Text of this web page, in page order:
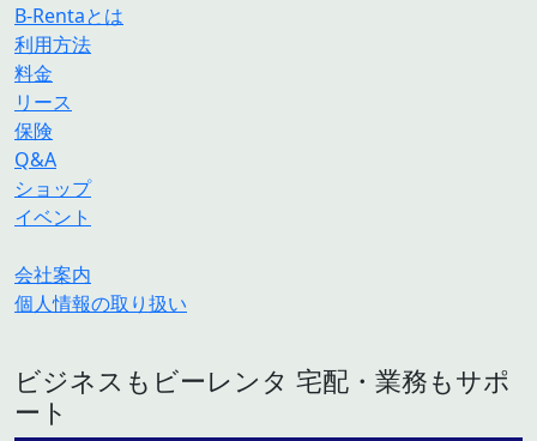
B-Rentaとは
利用方法
料金
リース
保険
Q&A
ショップ
イベント
会社案内
個人情報の取り扱い
ビジネスもビーレンタ 宅配・業務もサポ
ート